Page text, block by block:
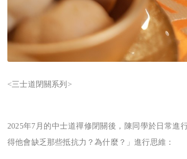
<三士道閉關系列>
2025年7月的中士道禪修閉關後，陳同學於日常進
得他會缺乏那些抵抗力？為什麼？」進行思維：